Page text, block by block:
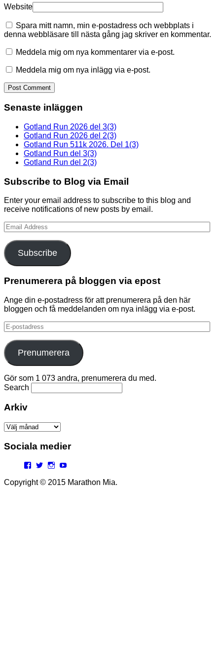
Website
Spara mitt namn, min e-postadress och webbplats i
denna webbläsare till nästa gång jag skriver en kommentar.
Meddela mig om nya kommentarer via e-post.
Meddela mig om nya inlägg via e-post.
Senaste inläggen
Gotland Run 2026 del 3(3)
Gotland Run 2026 del 2(3)
Gotland Run 511k 2026. Del 1(3)
Gotland Run del 3(3)
Gotland Run del 2(3)
Subscribe to Blog via Email
Enter your email address to subscribe to this blog and
receive notifications of new posts by email.
Email
Address
Subscribe
Prenumerera på bloggen via epost
Ange din e-postadress för att prenumerera på den här
bloggen och få meddelanden om nya inlägg via e-post.
E-
postadress
Prenumerera
Gör som 1 073 andra, prenumerera du med.
Search
Arkiv
Arkiv
Sociala medier
Facebook
TwitterInstagram
Copyright © 2015 Marathon Mia.